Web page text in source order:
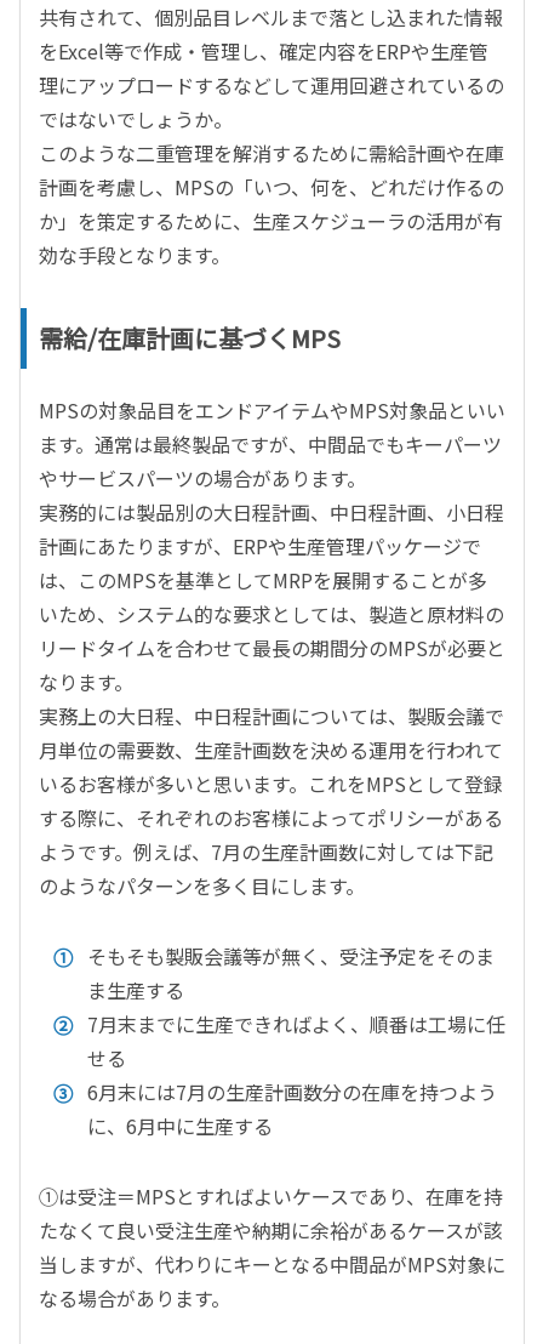
共有されて、個別品目レベルまで落とし込まれた情報
をExcel等で作成・管理し、確定内容をERPや生産管
理にアップロードするなどして運用回避されているの
ではないでしょうか。
このような二重管理を解消するために需給計画や在庫
計画を考慮し、MPSの「いつ、何を、どれだけ作るの
か」を策定するために、生産スケジューラの活用が有
効な手段となります。
需給/在庫計画に基づくMPS
MPSの対象品目をエンドアイテムやMPS対象品といい
ます。通常は最終製品ですが、中間品でもキーパーツ
やサービスパーツの場合があります。
実務的には製品別の大日程計画、中日程計画、小日程
計画にあたりますが、ERPや生産管理パッケージで
は、このMPSを基準としてMRPを展開することが多
いため、システム的な要求としては、製造と原材料の
リードタイムを合わせて最長の期間分のMPSが必要と
なります。
実務上の大日程、中日程計画については、製販会議で
月単位の需要数、生産計画数を決める運用を行われて
いるお客様が多いと思います。これをMPSとして登録
する際に、それぞれのお客様によってポリシーがある
ようです。例えば、7月の生産計画数に対しては下記
のようなパターンを多く目にします。
そもそも製販会議等が無く、受注予定をそのま
ま生産する
7月末までに生産できればよく、順番は工場に任
せる
6月末には7月の生産計画数分の在庫を持つよう
に、6月中に生産する
①は受注＝MPSとすればよいケースであり、在庫を持
たなくて良い受注生産や納期に余裕があるケースが該
当しますが、代わりにキーとなる中間品がMPS対象に
なる場合があります。